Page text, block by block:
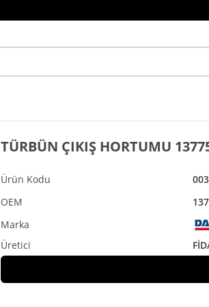
TÜRBÜN ÇIKIŞ HORTUMU